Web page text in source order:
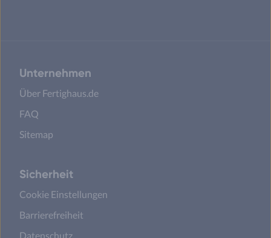
Unternehmen
Über Fertighaus.de
FAQ
Sitemap
Sicherheit
Cookie Einstellungen
Barrierefreiheit
Datenschutz